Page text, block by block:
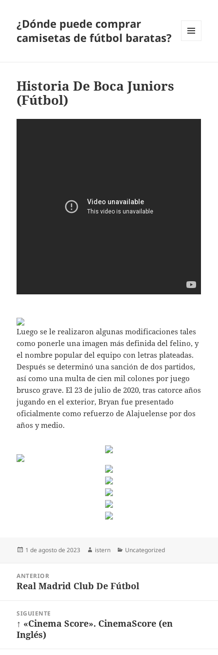
¿Dónde puede comprar
camisetas de fútbol baratas?
Historia De Boca Juniors
(Fútbol)
Luego se le realizaron algunas modificaciones tales
como ponerle una imagen más definida del felino, y
el nombre popular del equipo con letras plateadas.
Después se determinó una sanción de dos partidos,
así como una multa de cien mil colones por juego
brusco grave. El 23 de julio de 2020, tras catorce años
jugando en el exterior, Bryan fue presentado
oficialmente como refuerzo de Alajuelense por dos
años y medio.
Publicado
1 de agosto de 2023 Autor
istern Categorías
Uncategorized
entradas
ANTERIOR
Entrada
Real Madrid Club De Fútbol
SIGUIENTE
Entrada
siguiente:
↑ «Cinema Score». CinemaScore (en
Inglés)